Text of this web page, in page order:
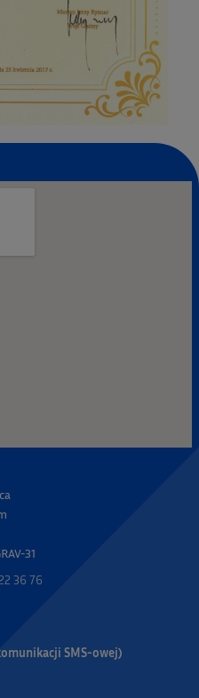
31
36 76
SMS-owej)